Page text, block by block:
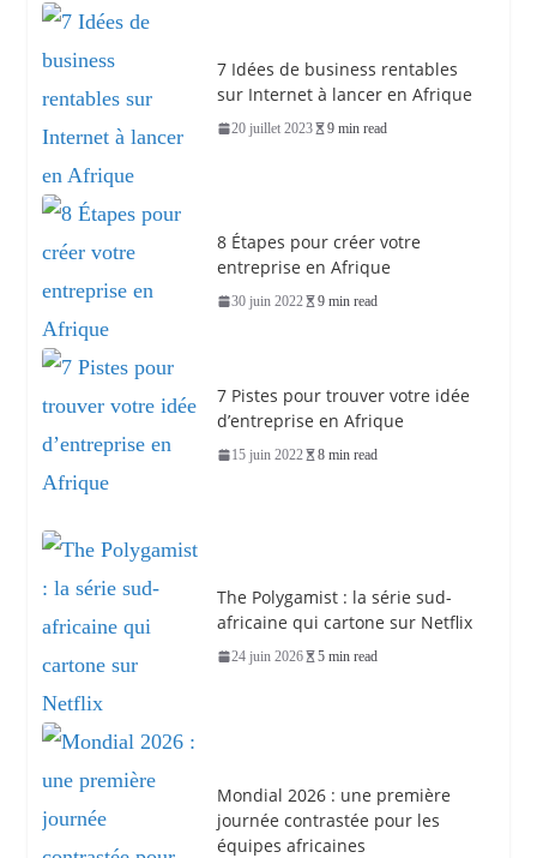
7 Idées de business rentables
sur Internet à lancer en Afrique
20 juillet 2023 9 min read
8 Étapes pour créer votre
entreprise en Afrique
30 juin 2022 9 min read
7 Pistes pour trouver votre idée
d’entreprise en Afrique
15 juin 2022 8 min read
The Polygamist : la série sud-
africaine qui cartone sur Netflix
24 juin 2026 5 min read
Mondial 2026 : une première
journée contrastée pour les
équipes africaines